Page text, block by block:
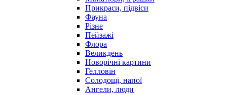
Прикраси, підвіси
Фауна
Різне
Пейзажі
Флора
Великдень
Новорічні картини
Гелловін
Солодощі, напої
Ангели, люди